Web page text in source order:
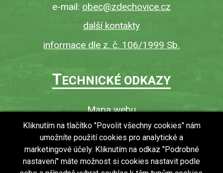
e-mail: obec@zdechovice.cz
další kontakty
informace dle z. č. 106/1999 Sb.
TECHNICKÉ ODKAZY
Mapa webu
O webu
Povinně zveřejňované informace
Ochrana osobních údajů (GDPR)
Kliknutím na tlačítko "Povolit všechny cookies" nám
umožníte použití cookies pro analytické a
marketingové účely. Kliknutím na odkaz "Podrobné
nastavení" máte možnost si cookies nastavit podle